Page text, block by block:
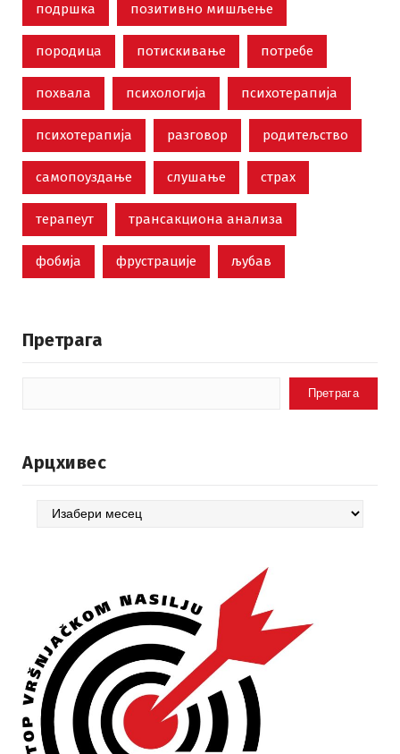
подршка позитивно мишљење
породица потискивање потребе
похвала психологија психотерапија
психотерапија разговор родитељство
самопоуздање слушање страх
терапеут трансакциона анализа
фобија фрустрације љубав
Претрага
Претрага
Арцхивес
Арцхивес